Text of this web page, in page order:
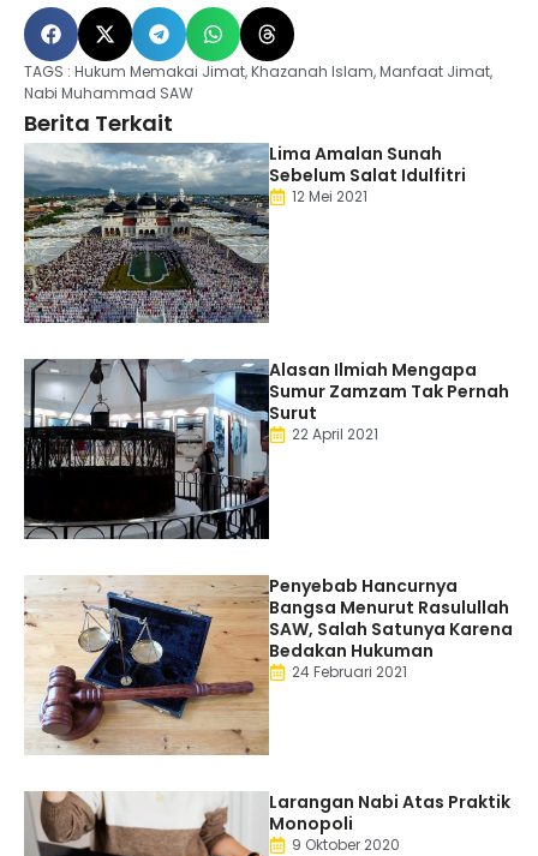
TAGS : Hukum Memakai Jimat,Khazanah Islam,Manfaat Jimat,
Nabi Muhammad SAW
Berita Terkait
Lima Amalan Sunah
Sebelum Salat Idulfitri
12 Mei 2021
Alasan Ilmiah Mengapa
Sumur Zamzam Tak Pernah
Surut
22 April 2021
Penyebab Hancurnya
Bangsa Menurut Rasulullah
SAW, Salah Satunya Karena
Bedakan Hukuman
24 Februari 2021
Larangan Nabi Atas Praktik
Monopoli
9 Oktober 2020